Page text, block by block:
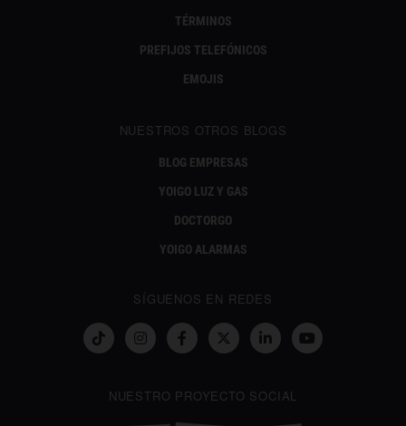
TÉRMINOS
PREFIJOS TELEFÓNICOS
EMOJIS
NUESTROS OTROS BLOGS
BLOG EMPRESAS
YOIGO LUZ Y GAS
DOCTORGO
YOIGO ALARMAS
SÍGUENOS EN REDES
NUESTRO PROYECTO SOCIAL